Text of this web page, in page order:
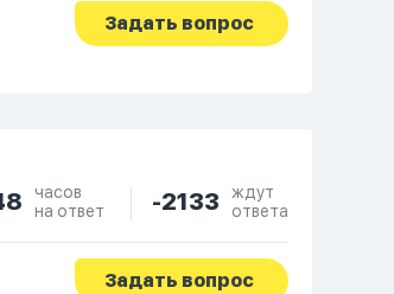
Задать вопрос
часов
на ответ
-2133
ждут
ответа
Задать вопрос